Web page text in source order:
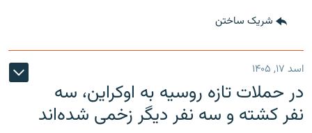
شریک ساختن
اسد ۱۷, ۱۴۰۵
در حملات تازه روسیه به اوکراین، سه
نفر کشته و سه نفر دیگر زخمی شده‌اند